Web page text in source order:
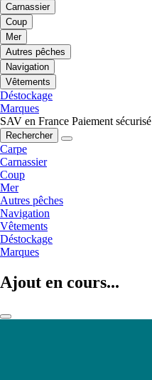
Carnassier
Coup
Mer
Autres pêches
Navigation
Vêtements
Déstockage
Marques
SAV en France Paiement sécurisé
Rechercher
Carpe
Carnassier
Coup
Mer
Autres pêches
Navigation
Vêtements
Déstockage
Marques
Ajout en cours...